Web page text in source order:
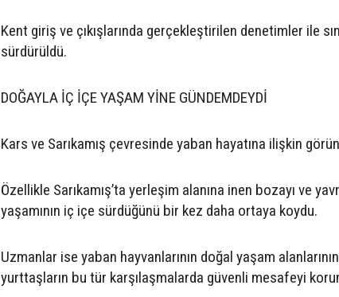
Kent giriş ve çıkışlarında gerçekleştirilen denetimler ile
sürdürüldü.
DOĞAYLA İÇ İÇE YAŞAM YİNE GÜNDEMDEYDİ
Kars ve Sarıkamış çevresinde yaban hayatına ilişkin
Özellikle Sarıkamış’ta yerleşim alanına inen bozayı ve
yaşamının iç içe sürdüğünü bir kez daha ortaya koydu.
Uzmanlar ise yaban hayvanlarının doğal yaşam
yurttaşların bu tür karşılaşmalarda güvenli mesafeyi